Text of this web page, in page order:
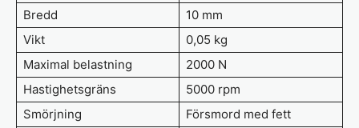
Bredd
10 mm
Vikt
0,05 kg
Maximal belastning
2000 N
Hastighetsgräns
5000 rpm
Smörjning
Försmord med fett